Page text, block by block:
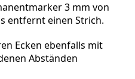
3 mm von
entfernt einen Strich.
Ecken ebenfalls mit
Abständen